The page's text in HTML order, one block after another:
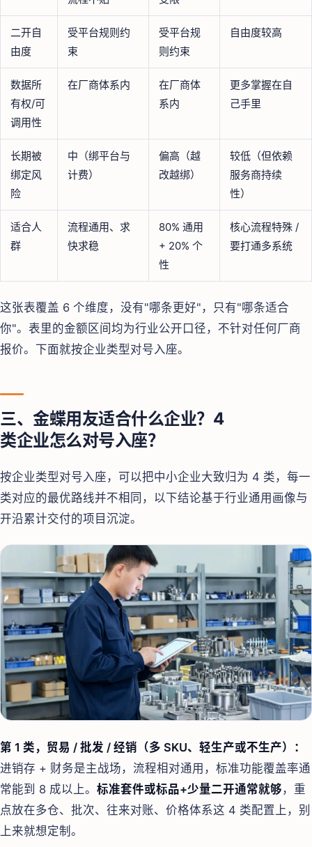
二开自
由度
受平台规则约
束
受平台规
则约束
自由度较高
数据所
有权/可
调用性
在厂商体系内
在厂商体
系内
更多掌握在自
己手里
长期被
绑定风
险
中（绑平台与
计费）
偏高（越
改越绑）
较低（但依赖
服务商持续
性）
适合人
群
流程通用、求
快求稳
80% 通用
+ 20% 个
性
核心流程特殊 /
要打通多系统
这张表覆盖 6 个维度，没有"哪条更好"，只有"哪条适合
你"。表里的金额区间均为行业公开口径，不针对任何厂商
报价。下面就按企业类型对号入座。
三、金蝶用友适合什么企业？4
类企业怎么对号入座？
按企业类型对号入座，可以把中小企业大致归为 4 类，每一
类对应的最优路线并不相同，以下结论基于行业通用画像与
开沿累计交付的项目沉淀。
第 1 类，贸易 / 批发 / 经销（多 SKU、轻生产或不生产）：
进销存 + 财务是主战场，流程相对通用，标准功能覆盖率通
常能到 8 成以上。 标准套件或标品+少量二开通常就够 ，重
点放在多仓、批次、往来对账、价格体系这 4 类配置上，别
上来就想定制。